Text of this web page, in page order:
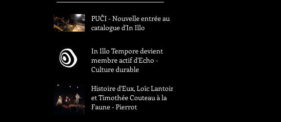
PUČI - Nouvelle entrée au
catalogue d'In Illo
In Illo Tempore devient
membre actif d'Echo -
Culture durable
Histoire d'Eux, Loïc Lantoine
et Timothée Couteau à la
Faune - Pierrot